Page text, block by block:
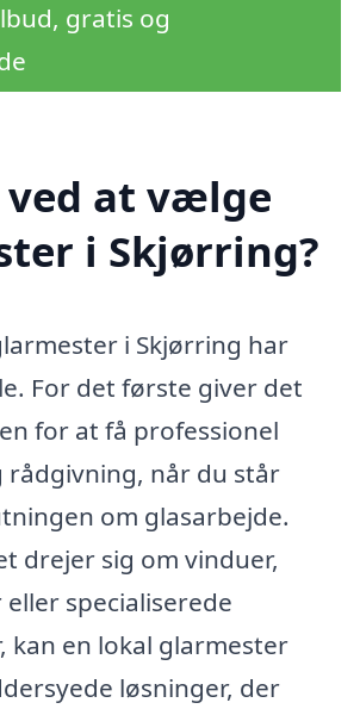
gratis og
ved at vælge
i Skjørring?
i Skjørring har
For det første giver det
for at få professionel
rådgivning, når du står
om glasarbejde.
drejer sig om vinduer,
specialiserede
kan en lokal glarmester
løsninger, der